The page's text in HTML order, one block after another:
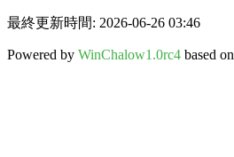
最終更新時間: 2026-06-26 03:46
Powered by WinChalow1.0rc4 based on